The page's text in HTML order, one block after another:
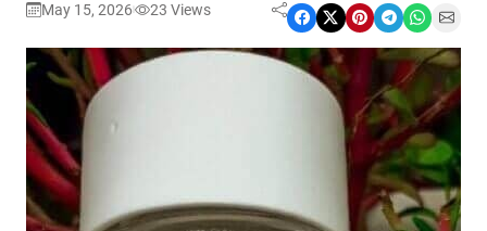
May 15, 2026 23 Views Share on Facebook Share on X Share on Pinterest Share on Telegram Share on WhatsApp Share on Email